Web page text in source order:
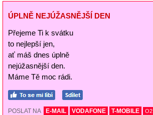
ÚPLNĚ NEJÚŽASNĚJŠÍ DEN
Přejeme Ti k svátku
to nejlepší jen,
ať máš dnes úplně
nejúžasnější den.
Máme Tě moc rádi.
POSLAT NA E-MAIL VODAFONE T-MOBILE O2